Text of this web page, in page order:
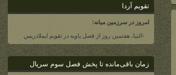
تقویم آردا
امروز در سرزمین میانه:
-النیا، هفتمین روز از فصل یاویه در تقویم ایملادریس.
زمان باقی‌مانده تا پخش فصل سوم سریال